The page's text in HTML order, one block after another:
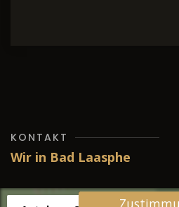
KONTAKT
Wir in Bad Laasphe